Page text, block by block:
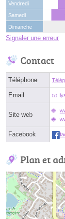
Vendredi
Samedi
Dimanche
Signaler une erreur
Contact
Téléphone
Email
Site web
Facebook
Plan et